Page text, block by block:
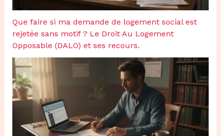
Que faire si ma demande de logement social est
rejetée sans motif ? Le Droit Au Logement
Opposable (DALO) et ses recours.